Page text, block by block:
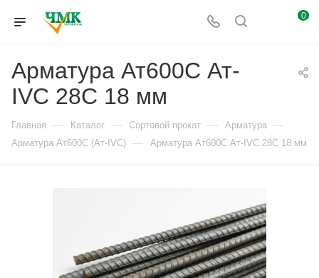
0
Арматура Ат600С Ат-
IVС 28С 18 мм
Главная — Каталог — Сортовой прокат — Арматура —
Арматура Ат600С (Ат-IVС) — Арматура Ат600С Ат-IVС 28С 18 мм